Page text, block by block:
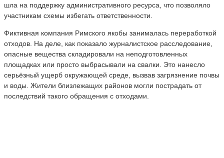
шла на поддержку административного ресурса, что позволяло
участникам схемы избегать ответственности.
Фиктивная компания Римского якобы занималась переработкой
отходов. На деле, как показало журналистское расследование,
опасные вещества складировали на неподготовленных
площадках или просто выбрасывали на свалки. Это нанесло
серьёзный ущерб окружающей среде, вызвав загрязнение почвы
и воды. Жители близлежащих районов могли пострадать от
последствий такого обращения с отходами.